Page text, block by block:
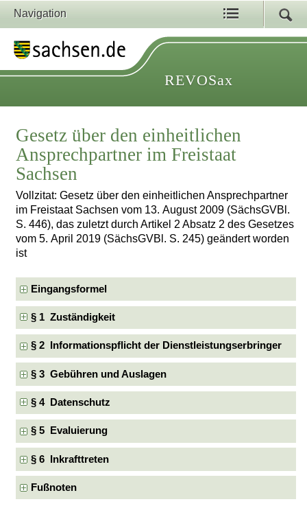
Navigation
REVOSax
Gesetz über den einheitlichen
Ansprechpartner im Freistaat
Sachsen
Vollzitat: Gesetz über den einheitlichen Ansprechpartner
im Freistaat Sachsen vom 13. August 2009 (SächsGVBl.
S. 446), das zuletzt durch Artikel 2 Absatz 2 des Gesetzes
vom 5. April 2019 (SächsGVBl. S. 245) geändert worden
ist
Eingangsformel
§ 1 Zuständigkeit
§ 2 Informationspflicht der Dienstleistungserbringer
§ 3 Gebühren und Auslagen
§ 4 Datenschutz
§ 5 Evaluierung
§ 6 Inkrafttreten
Fußnoten